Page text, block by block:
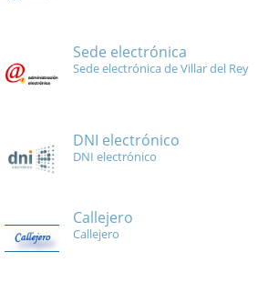
Sede electrónica
Sede electrónica de Villar del Rey
DNI electrónico
DNI electrónico
Callejero
Callejero